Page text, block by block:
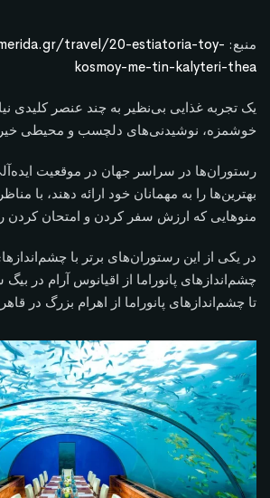
منبع: travel/20-estiatoria-toy-
kosmoy-me-tin-kalyteri-thea
یک تجربه غذایی بی‌نظیر به چند عنصر کلیدی
خوشمزه، نوشیدنی‌های دلچسب و محیطی
رستوران‌ها در سراسر جهان در موقعیت ایده‌آلی
بهترین‌ها را به مهمانان خود ارائه دهند، با
منوهایی که ارزش سفر کردن و امتحان کردن
در یکی از این رستوران‌های برتر با
چشم‌اندازهای پانوراما از اقیانوس آرام در بیگ
تا چشم‌اندازهای پانوراما از اهرام بزرگ در